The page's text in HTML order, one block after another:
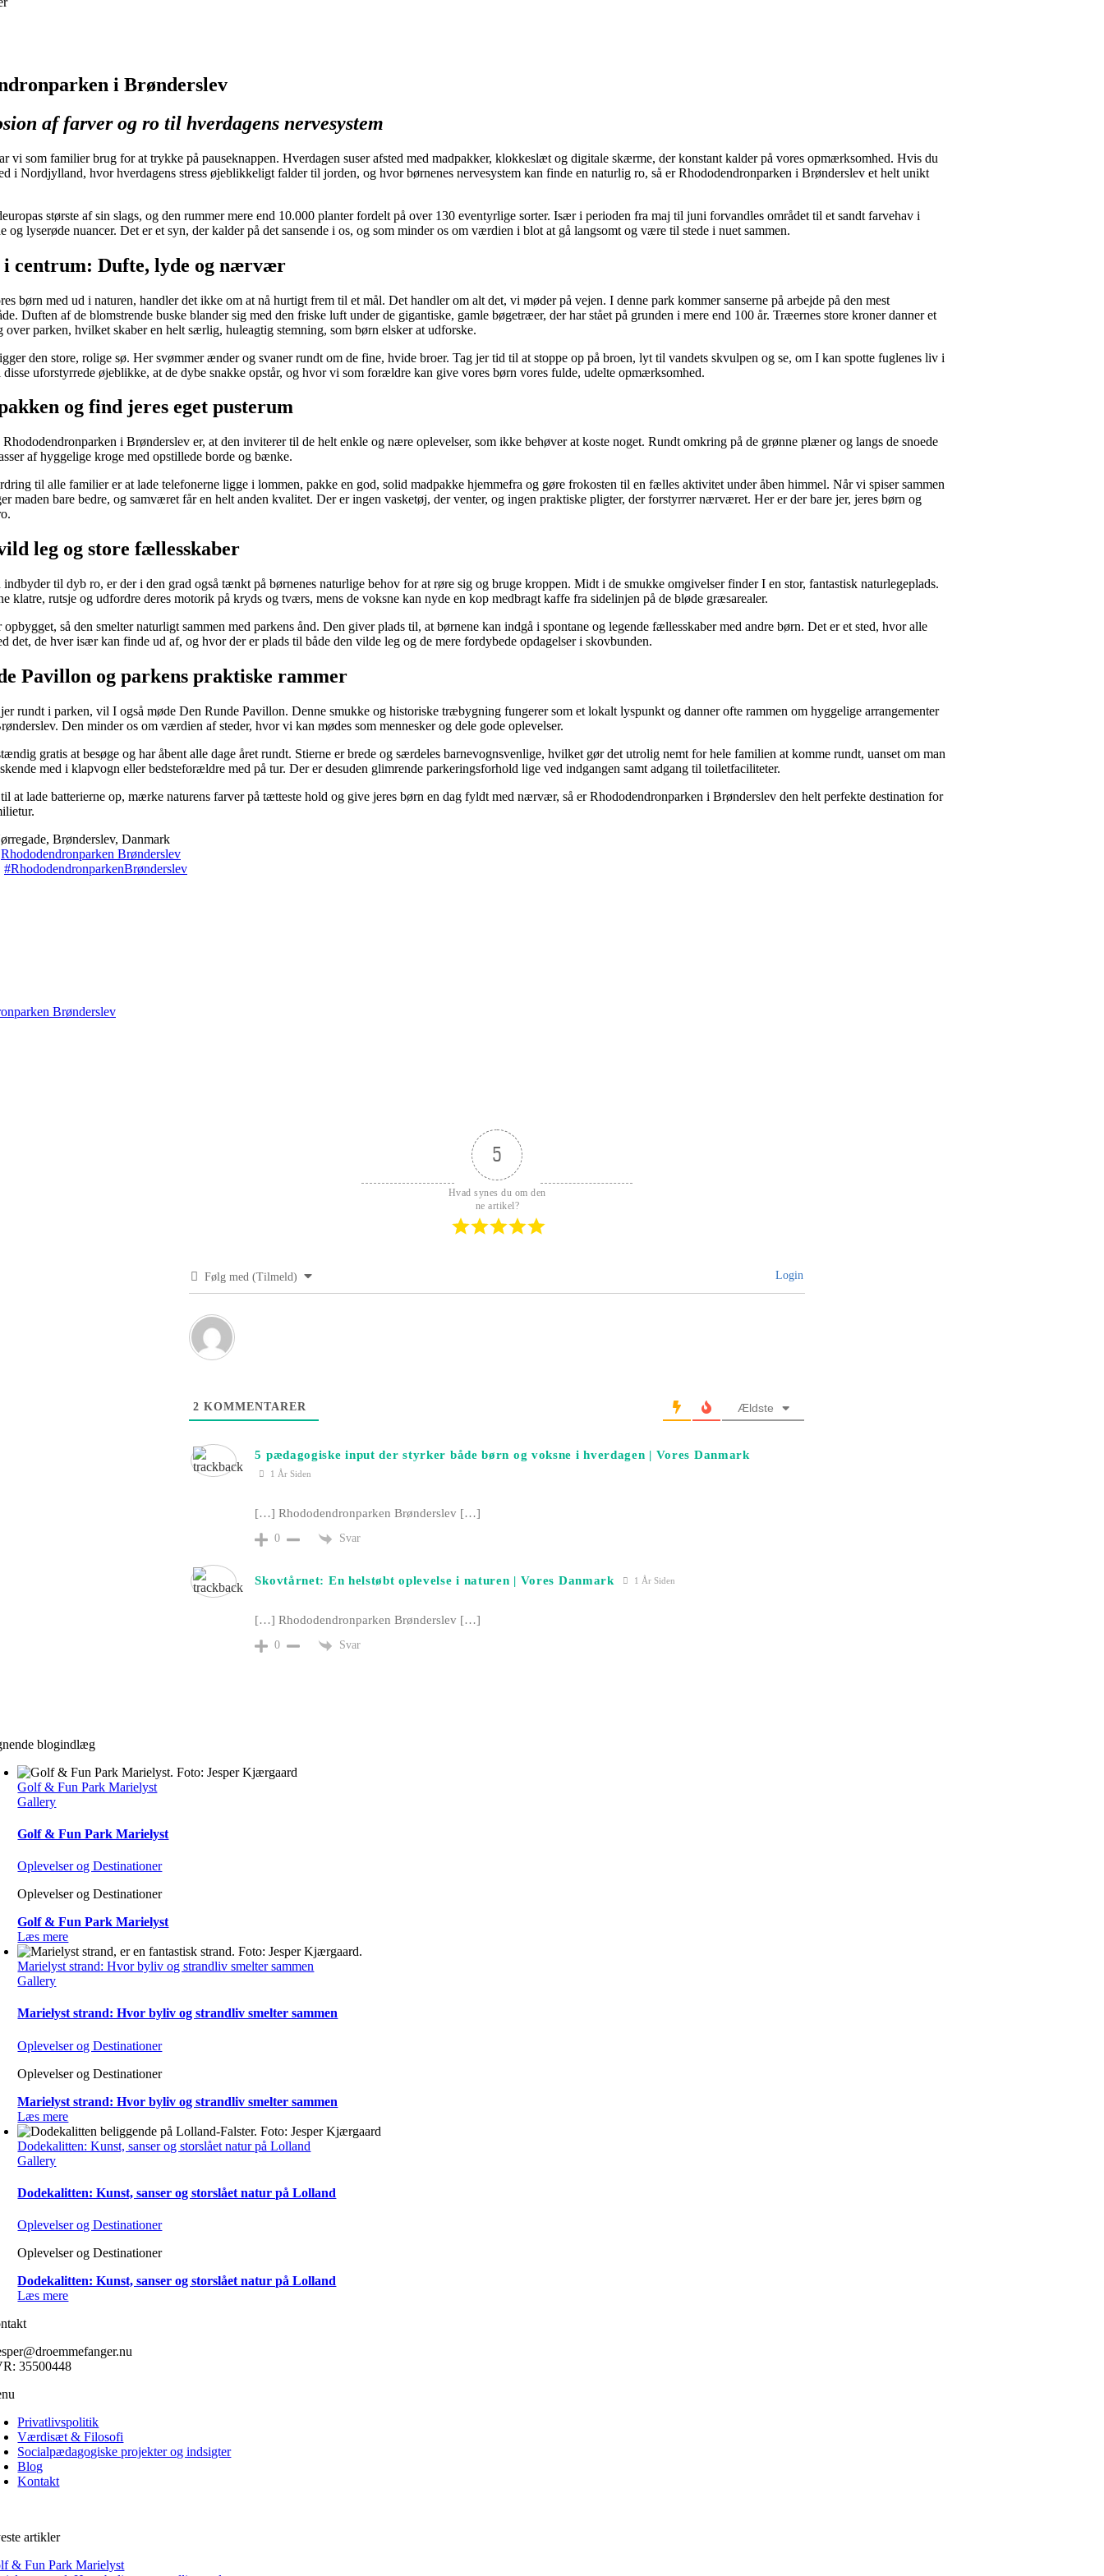
i Brønderslev
af farver og ro til hverdagens nervesystem
vi som familier brug for at trykke på pauseknappen. Hverdagen suser afsted med madpakker, klokkeslæt og digitale skærme, der konstant kalder på vores opmærksomhed. Hvis du
i Nordjylland, hvor hverdagens stress øjeblikkeligt falder til jorden, og hvor børnenes nervesystem kan finde en naturlig ro, så er Rhododendronparken i Brønderslev et helt unikt
største af sin slags, og den rummer mere end 10.000 planter fordelt på over 130 eventyrlige sorter. Især i perioden fra maj til juni forvandles området til et sandt farvehav i
og lyserøde nuancer. Det er et syn, der kalder på det sansende i os, og som minder os om værdien i blot at gå langsomt og være til stede i nuet sammen.
i centrum: Dufte, lyde og nærvær
børn med ud i naturen, handler det ikke om at nå hurtigt frem til et mål. Det handler om alt det, vi møder på vejen. I denne park kommer sanserne på arbejde på den mest
Duften af de blomstrende buske blander sig med den friske luft under de gigantiske, gamle bøgetræer, der har stået på grunden i mere end 100 år. Træernes store kroner danner et
over parken, hvilket skaber en helt særlig, huleagtig stemning, som børn elsker at udforske.
den store, rolige sø. Her svømmer ænder og svaner rundt om de fine, hvide broer. Tag jer tid til at stoppe op på broen, lyt til vandets skvulpen og se, om I kan spotte fuglenes liv i
disse uforstyrrede øjeblikke, at de dybe snakke opstår, og hvor vi som forældre kan give vores børn vores fulde, udelte opmærksomhed.
og find jeres eget pusterum
Rhododendronparken i Brønderslev er, at den inviterer til de helt enkle og nære oplevelser, som ikke behøver at koste noget. Rundt omkring på de grønne plæner og langs de snoede
af hyggelige kroge med opstillede borde og bænke.
til alle familier er at lade telefonerne ligge i lommen, pakke en god, solid madpakke hjemmefra og gøre frokosten til en fælles aktivitet under åben himmel. Når vi spiser sammen
maden bare bedre, og samværet får en helt anden kvalitet. Der er ingen vasketøj, der venter, og ingen praktiske pligter, der forstyrrer nærværet. Her er der bare jer, jeres børn og
leg og store fællesskaber
indbyder til dyb ro, er der i den grad også tænkt på børnenes naturlige behov for at røre sig og bruge kroppen. Midt i de smukke omgivelser finder I en stor, fantastisk naturlegeplads.
klatre, rutsje og udfordre deres motorik på kryds og tværs, mens de voksne kan nyde en kop medbragt kaffe fra sidelinjen på de bløde græsarealer.
opbygget, så den smelter naturligt sammen med parkens ånd. Den giver plads til, at børnene kan indgå i spontane og legende fællesskaber med andre børn. Det er et sted, hvor alle
det, de hver især kan finde ud af, og hvor der er plads til både den vilde leg og de mere fordybede opdagelser i skovbunden.
Pavillon og parkens praktiske rammer
rundt i parken, vil I også møde Den Runde Pavillon. Denne smukke og historiske træbygning fungerer som et lokalt lyspunkt og danner ofte rammen om hyggelige arrangementer
Den minder os om værdien af steder, hvor vi kan mødes som mennesker og dele gode oplevelser.
gratis at besøge og har åbent alle dage året rundt. Stierne er brede og særdeles barnevognsvenlige, hvilket gør det utrolig nemt for hele familien at komme rundt, uanset om man
med i klapvogn eller bedsteforældre med på tur. Der er desuden glimrende parkeringsforhold lige ved indgangen samt adgang til toiletfaciliteter.
at lade batterierne op, mærke naturens farver på tætteste hold og give jeres børn en dag fyldt med nærvær, så er Rhododendronparken i Brønderslev den helt perfekte destination for
Brønderslev, Danmark
Rhododendronparken Brønderslev
#RhododendronparkenBrønderslev
5
Hvad synes du om den
ne artikel?
Følg med (Tilmeld) Login
2 KOMMENTARER Ældste
5 pædagogiske input der styrker både børn og voksne i hverdagen | Vores Danmark
1 År Siden
[…] Rhododendronparken Brønderslev […]
0 Svar
Skovtårnet: En helstøbt oplevelse i naturen | Vores Danmark 1 År Siden
[…] Rhododendronparken Brønderslev […]
0 Svar
blogindlæg
Golf & Fun Park Marielyst
Gallery
Golf & Fun Park Marielyst
Oplevelser og Destinationer
Oplevelser og Destinationer
Golf & Fun Park Marielyst
Læs mere
Marielyst strand: Hvor byliv og strandliv smelter sammen
Gallery
Marielyst strand: Hvor byliv og strandliv smelter sammen
Oplevelser og Destinationer
Oplevelser og Destinationer
Marielyst strand: Hvor byliv og strandliv smelter sammen
Læs mere
Dodekalitten: Kunst, sanser og storslået natur på Lolland
Gallery
Dodekalitten: Kunst, sanser og storslået natur på Lolland
Oplevelser og Destinationer
Oplevelser og Destinationer
Dodekalitten: Kunst, sanser og storslået natur på Lolland
Læs mere
35500448
Privatlivspolitik
Værdisæt & Filosofi
Socialpædagogiske projekter og indsigter
Blog
Kontakt
artikler
& Fun Park Marielyst